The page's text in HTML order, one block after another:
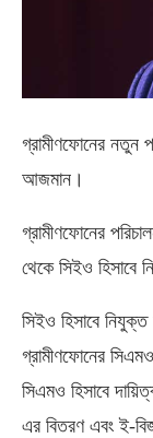
গ্রামীণফোনের নতুন
আজমান।
গ্রামীণফোনের
থেকে সিইও হিসাবে
সিইও হিসাবে
গ্রামীণফোনের
সিএমও হিসাবে
এর বিতরণ এবং ই-